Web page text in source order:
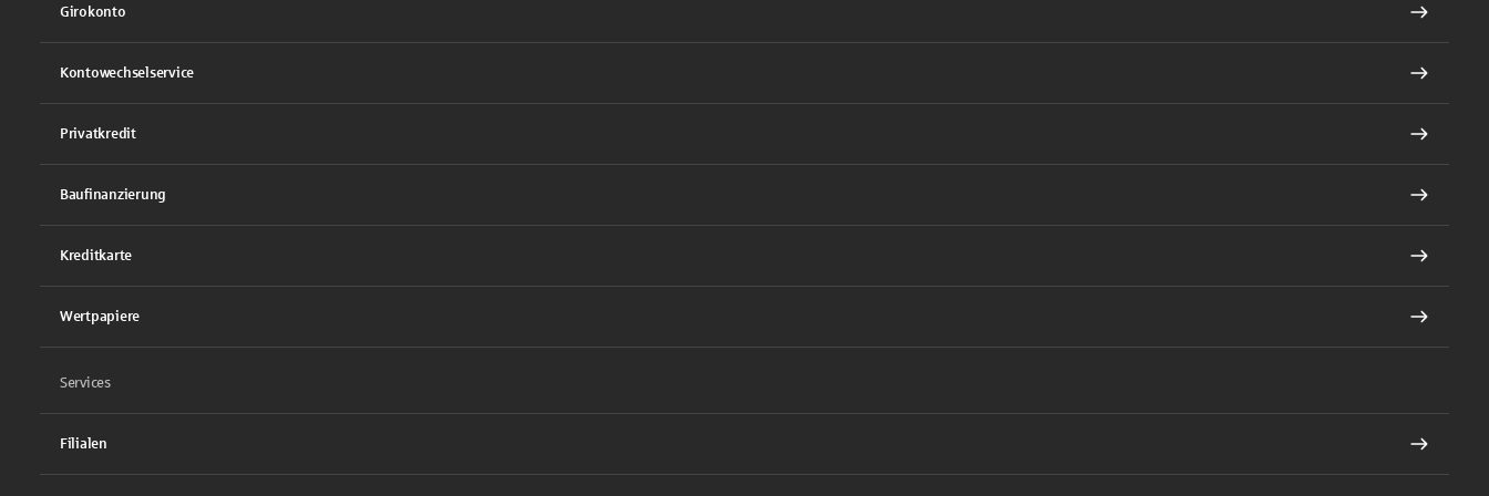
Girokonto
Kontowechselservice
Privatkredit
Baufinanzierung
Kreditkarte
Wertpapiere
Services
Filialen